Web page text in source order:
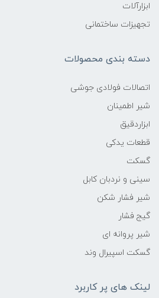
ابزارآلات
تجهیزات ساختمانی
دسته بندی محصولات
اتصالات فولادی جوشی
شیر اطمینان
ابزاردقیق
قطعات یدکی
گسکت
سینی و نردبان کابل
شیر فشار شکن
گیج فشار
شیر پروانه ای
گسکت اسپیرال وند
لینک های پر کاربرد